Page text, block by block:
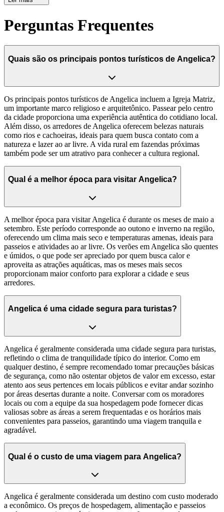
Perguntas Frequentes
Quais são os principais pontos turísticos de Angelica?
Os principais pontos turísticos de Angelica incluem a Igreja Matriz,
um importante marco religioso e arquitetônico. Passear pelo centro
da cidade proporciona uma experiência autêntica do cotidiano local.
Além disso, os arredores de Angelica oferecem belezas naturais
como rios e cachoeiras, ideais para quem busca contato com a
natureza e lazer ao ar livre. A vida rural em fazendas próximas
também pode ser um atrativo para conhecer a cultura regional.
Qual é a melhor época para visitar Angelica?
A melhor época para visitar Angelica é durante os meses de maio a
setembro. Este período corresponde ao outono e inverno na região,
oferecendo um clima mais seco e temperaturas amenas, ideais para
passeios e atividades ao ar livre. Os verões em Angelica são quentes
e úmidos, o que pode ser apreciado por quem busca calor e
aproveita as atrações aquáticas, mas os meses mais secos
proporcionam maior conforto para explorar a cidade e seus
arredores.
Angelica é uma cidade segura para turistas?
Angelica é geralmente considerada uma cidade segura para turistas,
refletindo o clima de tranquilidade típico do interior. Como em
qualquer destino, é sempre recomendado tomar precauções básicas
de segurança, como não ostentar objetos de valor em excesso, estar
atento aos seus pertences em locais públicos e evitar andar sozinho
por áreas desertas durante a noite. Conversar com os moradores
locais ou com a equipe da sua hospedagem pode fornecer dicas
valiosas sobre as áreas a serem frequentadas e os horários mais
convenientes para passeios, garantindo uma viagem tranquila e
agradável.
Qual é o custo de uma viagem para Angelica?
Angelica é geralmente considerada um destino com custo moderado
a econômico. Os preços de hospedagem, alimentação e passeios